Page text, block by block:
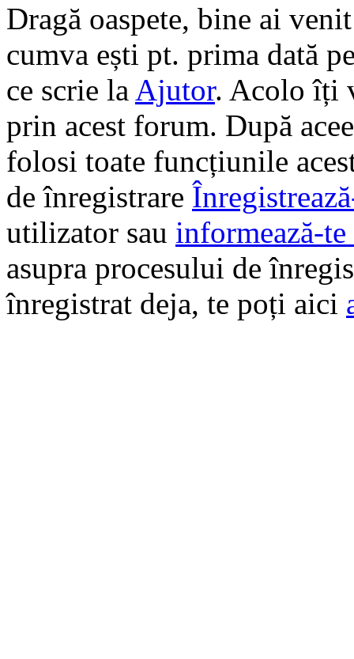
Dragă oaspete, bine ai
cumva ești pt. prima dată
ce scrie la Ajutor. Acolo îți
prin acest forum. După
folosi toate funcțiunile
de înregistrare
utilizator sau informează-
asupra procesului de
înregistrat deja, te poți aici